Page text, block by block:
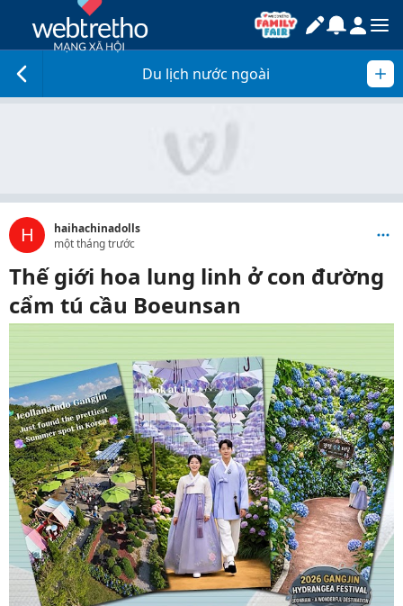
Du lịch nước ngoài
H
haihachinadolls
một tháng trước
Thế giới hoa lung linh ở con đường
cẩm tú cầu Boeunsan